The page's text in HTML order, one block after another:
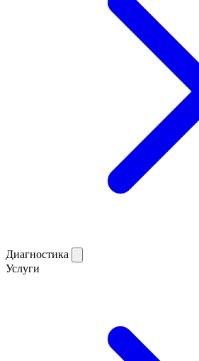
Диагностика
Услуги